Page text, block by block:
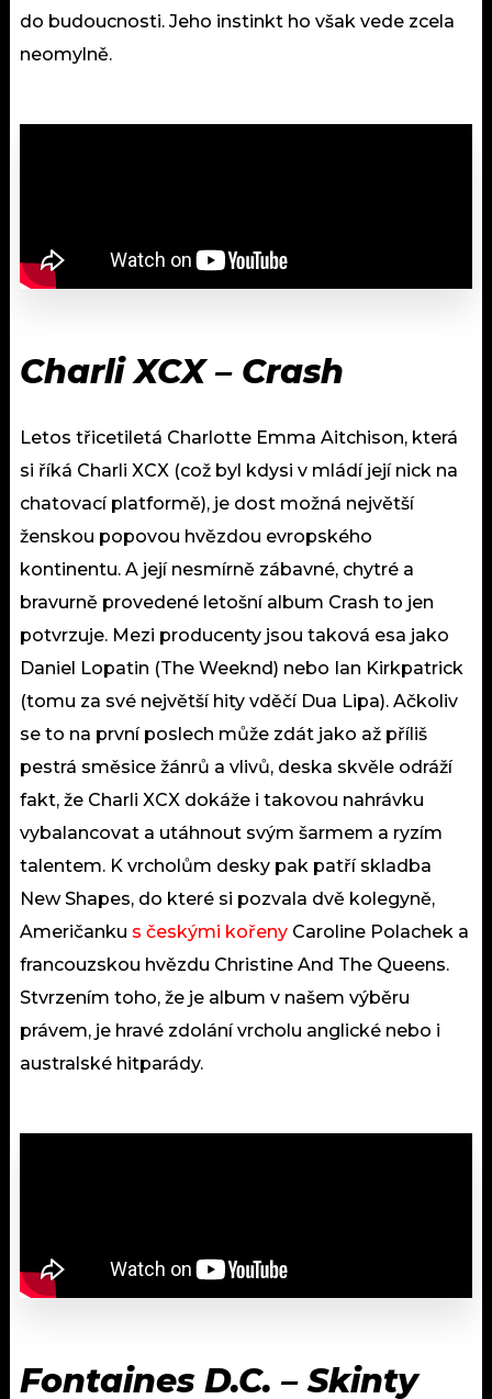
do budoucnosti. Jeho instinkt ho však vede zcela
neomylně.
Charli XCX – Crash
Letos třicetiletá Charlotte Emma Aitchison, která
si říká Charli XCX (což byl kdysi v mládí její nick na
chatovací platformě), je dost možná největší
ženskou popovou hvězdou evropského
kontinentu. A její nesmírně zábavné, chytré a
bravurně provedené letošní album Crash to jen
potvrzuje. Mezi producenty jsou taková esa jako
Daniel Lopatin (The Weeknd) nebo Ian Kirkpatrick
(tomu za své největší hity vděčí Dua Lipa). Ačkoliv
se to na první poslech může zdát jako až příliš
pestrá směsice žánrů a vlivů, deska skvěle odráží
fakt, že Charli XCX dokáže i takovou nahrávku
vybalancovat a utáhnout svým šarmem a ryzím
talentem. K vrcholům desky pak patří skladba
New Shapes, do které si pozvala dvě kolegyně,
Američanku s českými kořeny Caroline Polachek a
francouzskou hvězdu Christine And The Queens.
Stvrzením toho, že je album v našem výběru
právem, je hravé zdolání vrcholu anglické nebo i
australské hitparády.
Fontaines D.C. – Skinty